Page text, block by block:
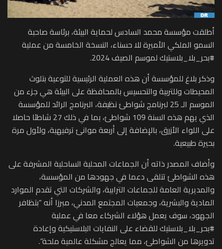
أطلقت مؤسسة محمد السادس لحماية البيئة، برئاسة صاحبة
السمو الملكي الأميرة للا حسناء، النسخة الخامسة من عملية
#بحر_بلا_بلاستيك لموسم الصيف 2024.
وذكر بلاغ للمؤسسة أن هذه العملية الرئيسية للتوعية بتلوث
المحيطات وللتربية والتحسيس بالمحافظة على البيئة هي جزء من
الموسم الـ 25 لبرنامج شواطئ نظيفة، البرنامج الرائد للمؤسسة
الذي يهم هذه السنة 109 شواطئ، بما في ذلك 27 شاطئا حاصلا
على اللواء الأزرق، بالإضافة إلى أربعة موانئ ترفيهية، ولأول مرة
بحيرة طبيعية.
وأضاف المصدر ذاته أن الجماعات المحلية الساحلية المشرفة على
هذه الشواطئ تتلقى دعما في جهودها من المؤسسة،
والمديرية العامة للجماعات الترابية، والشركات التي تقدم الموارد
المادية والبشرية، وجمعيات المجتمع المدني، مبرزا أنه “بتظافر
الجهود، سوف يعمل هؤلاء الشركاء معا في عملية
#بحر_بلا_بلاستيك للقضاء على النفايات البلاستيكية وإعادة
تدويرها من الشواطئ، مما يعالج مشكلة عالمية ملحة”.